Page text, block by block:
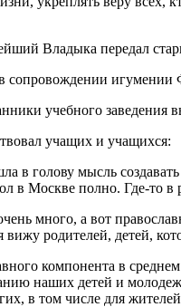
Владыка передал
сопровождении
учебного
учащих и учащихся:
в голову мысль
в Москве полно. Где-то
много, а вот
родителей, детей,
компонента в
наших детей и
в том числе для